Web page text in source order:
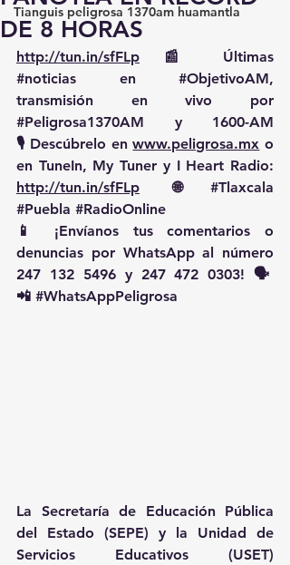
Tianguis peligrosa 1370am huamantla
DE 8 HORAS
http://tun.in/sfFLp
#noticias en #ObjetivoAM,
#Peligrosa1370AM y 1600-AM
🎙️ Descúbrelo en www.peligrosa.mx o
http://tun.in/sfFLp 🌐 #Tlaxcala
#Puebla #RadioOnline
📱 ¡Envíanos tus comentarios o
denuncias por WhatsApp al número
247 132 5496 y 247 472 0303! 🗣️
📲 #WhatsAppPeligrosa
La Secretaría de Educación Pública
del Estado (SEPE) y la Unidad de
Servicios Educativos (USET)